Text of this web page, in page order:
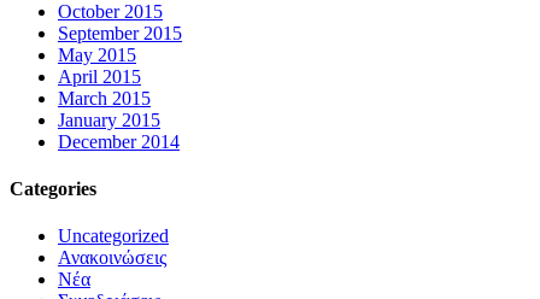
October 2015
September 2015
May 2015
April 2015
March 2015
January 2015
December 2014
Categories
Uncategorized
Ανακοινώσεις
Νέα